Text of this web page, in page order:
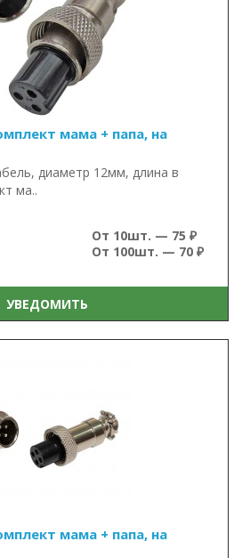
мама + папа, на
диаметр 12мм, длина в
ма..
От 10шт. — 75 ₽
От 100шт. — 70 ₽
УВЕДОМИТЬ
мама + папа, на